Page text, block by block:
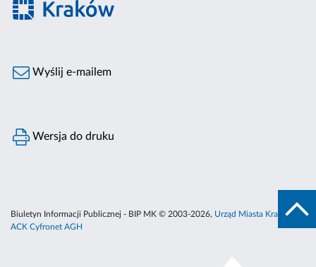
Wyślij e-mailem
Wersja do druku
Biuletyn Informacji Publicznej - BIP MK © 2003-2026, Urząd Miasta Krakowa
ACK Cyfronet AGH